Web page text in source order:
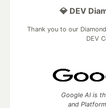
💎 DEV
Thank you to our
DEV
Google AI is
and